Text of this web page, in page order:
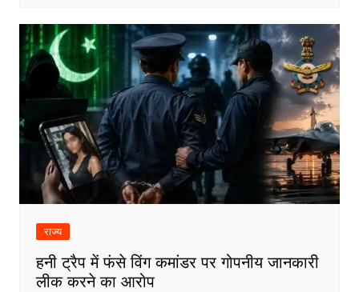
राज्य
हनी ट्रैप में फंसे विंग कमांडर पर गोपनीय जानकारी
लीक करने का आरोप